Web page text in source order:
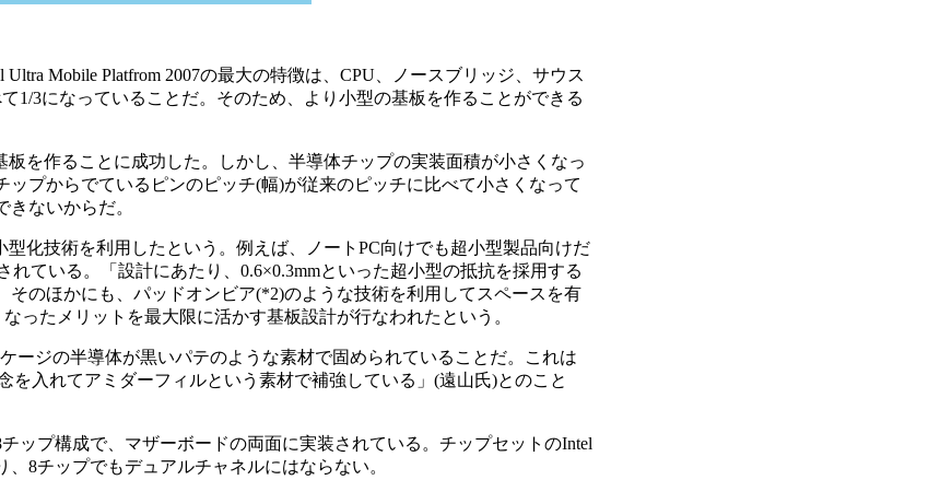
Mobile Platfrom 2007の最大の特徴は、CPU、ノースブリッジ、サウス
1/3になっていることだ。そのため、より小型の基板を作ることができる
を作ることに成功した。しかし、半導体チップの実装面積が小さくなっ
プからでているピンのピッチ(幅)が従来のピッチに比べて小さくなって
ないからだ。
化技術を利用したという。例えば、ノートPC向けでも超小型製品向けだ
ている。「設計にあたり、0.6×0.3mmといった超小型の抵抗を採用する
のほかにも、パッドオンビア(*2)のような技術を利用してスペースを有
ったメリットを最大限に活かす基板設計が行なわれたという。
ージの半導体が黒いパテのような素材で固められていることだ。これは
を入れてアミダーフィルという素材で補強している」(遠山氏)とのこと
ップ構成で、マザーボードの両面に実装されている。チップセットのIntel
8チップでもデュアルチャネルにはならない。